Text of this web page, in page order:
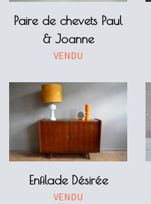
Paire de chevets Paul
& Joanne
VENDU
Enfilade Désirée
VENDU